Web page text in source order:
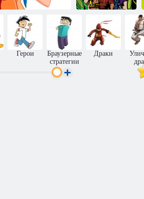
Оракул:
Инструмент
для героев
Герои
Браузерные
стратегии
Драки